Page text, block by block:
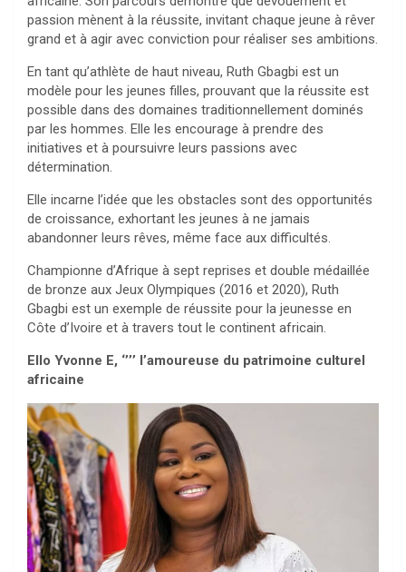
passion mènent à la réussite, invitant chaque jeune à rêver
grand et à agir avec conviction pour réaliser ses ambitions.
En tant qu’athlète de haut niveau, Ruth Gbagbi est un
modèle pour les jeunes filles, prouvant que la réussite est
possible dans des domaines traditionnellement dominés
par les hommes. Elle les encourage à prendre des
initiatives et à poursuivre leurs passions avec
détermination.
Elle incarne l’idée que les obstacles sont des opportunités
de croissance, exhortant les jeunes à ne jamais
abandonner leurs rêves, même face aux difficultés.
Championne d’Afrique à sept reprises et double médaillée
de bronze aux Jeux Olympiques (2016 et 2020), Ruth
Gbagbi est un exemple de réussite pour la jeunesse en
Côte d’Ivoire et à travers tout le continent africain.
Ello Yvonne E, ‘’’’ l’amoureuse du patrimoine culturel
africaine